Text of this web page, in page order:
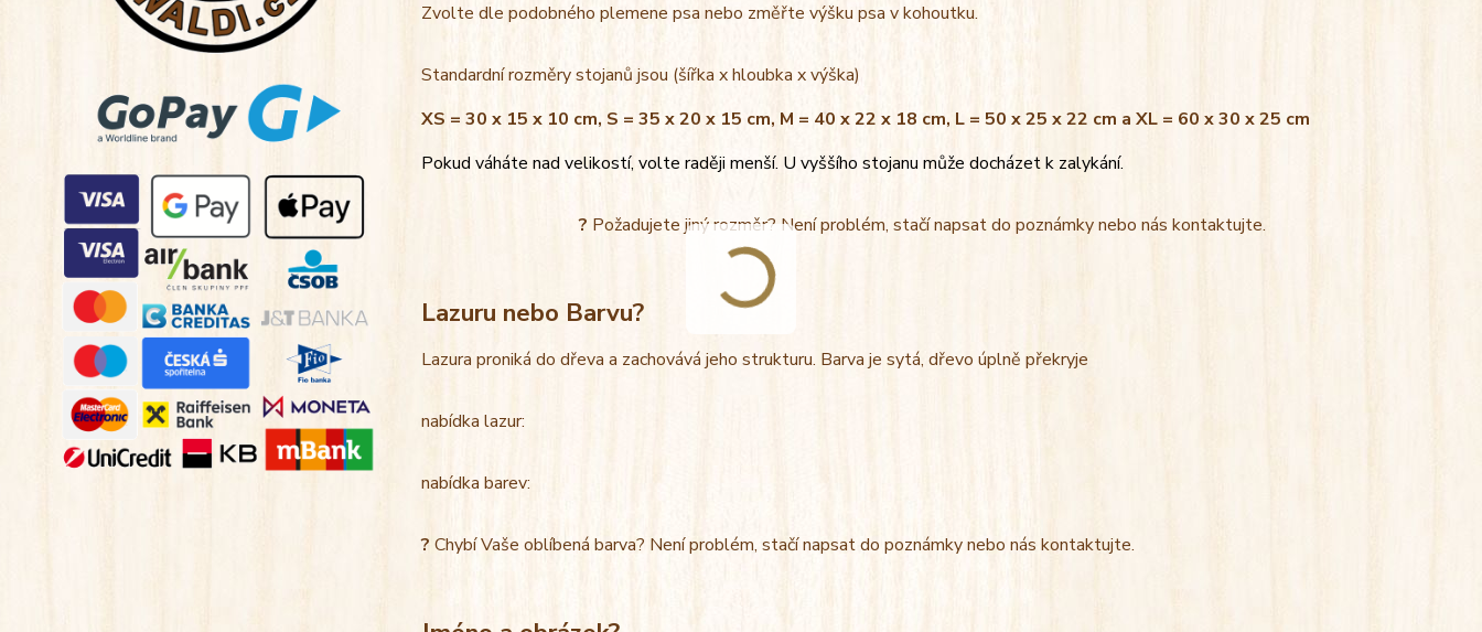
Zvolte dle podobného plemene psa nebo změřte výšku psa v kohoutku.
Standardní rozměry stojanů jsou (šířka x hloubka x výška)
XS = 30 x 15 x 10 cm, S = 35 x 20 x 15 cm, M = 40 x 22 x 18 cm, L = 50 x 25 x 22 cm a XL = 60 x 30 x 25 cm
Pokud váháte nad velikostí, volte raději menší. U vyššího stojanu může docházet k zalykání.
? Požadujete jiný rozměr? Není problém, stačí napsat do poznámky nebo nás kontaktujte.
Lazuru nebo Barvu?
Lazura proniká do dřeva a zachovává jeho strukturu. Barva je sytá, dřevo úplně překryje
nabídka lazur:
nabídka barev:
? Chybí Vaše oblíbená barva? Není problém, stačí napsat do poznámky nebo nás kontaktujte.